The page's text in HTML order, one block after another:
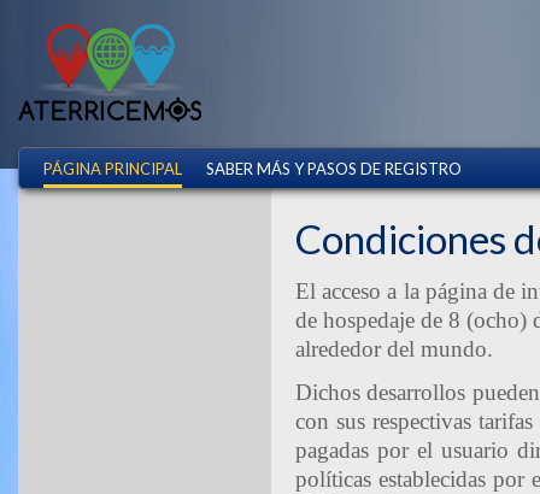
PÁGINA PRINCIPAL SABER MÁS Y PASOS DE REGISTRO
Condiciones
El acceso a la página de
de hospedaje de 8 (ocho)
alrededor del mundo.
Dichos desarrollos
con sus respectivas
pagadas por el usuario
políticas establecidas por